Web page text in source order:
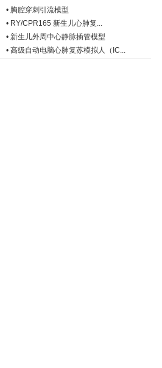
• 胸腔穿刺引流模型
• RY/CPR165 新生儿心肺复...
• 新生儿外周中心静脉插管模型
• 高级自动电脑心肺复苏模拟人（IC...